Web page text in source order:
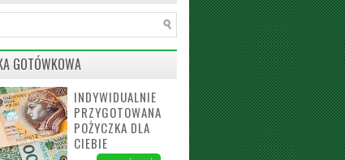
GOTÓWKOWA
INDYWIDUALNIE
PRZYGOTOWANA
POŻYCZKA DLA
CIEBIE